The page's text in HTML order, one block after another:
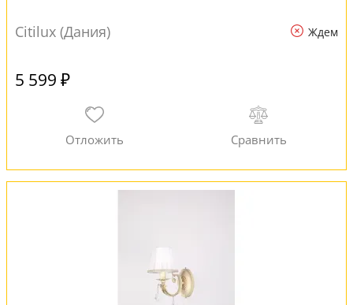
Citilux (Дания) Ждем
5 599 ₽